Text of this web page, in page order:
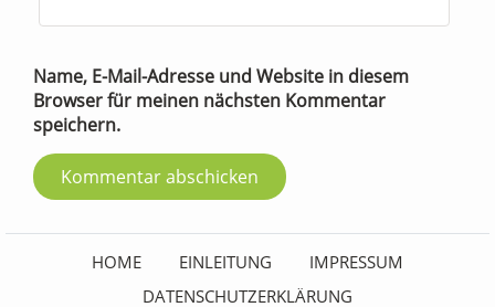
Name, E-Mail-Adresse und Website in diesem
Browser für meinen nächsten Kommentar
speichern.
HOME EINLEITUNG
IMPRESSUM
DATENSCHUTZERKLÄRUNG